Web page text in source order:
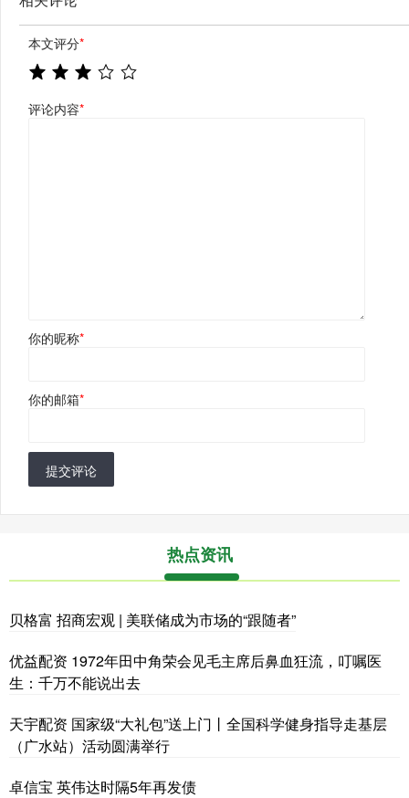
本文评分*
评论内容*
你的昵称*
你的邮箱*
提交评论
热点资讯
贝格富 招商宏观 | 美联储成为市场的“跟随者”
优益配资 1972年田中角荣会见毛主席后鼻血狂流，叮嘱医
生：千万不能说出去
天宇配资 国家级“大礼包”送上门丨全国科学健身指导走基层
（广水站）活动圆满举行
卓信宝 英伟达时隔5年再发债